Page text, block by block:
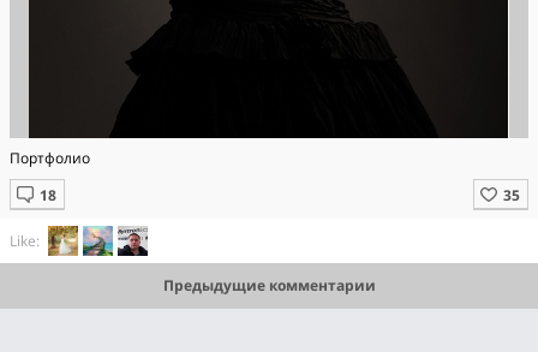
Портфолио
Like:
Предыдущие комментарии